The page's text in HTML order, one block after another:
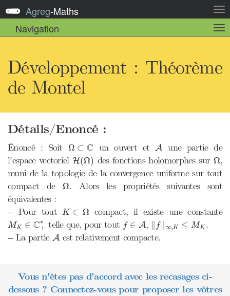
la
Agreg-Maths
Navigation
la
Développement : Théorème
de Montel
Détails/Enoncé :
Énoncé : Soit Ω ⊂ C
Ω ⊂C un ouvert etA
A
une partie de
l'espace vectorielH(Ω)
H(Ω) des fonctions holomorphes sur Ω
Ω,
muni de la topologie de la convergence uniforme sur tout
compact deΩ
Ω. Alors les propriétés suivantes sont
équivalentes :
-- Pour toutK ⊂ Ω
K⊂Ω compact, il existe une constante
MK ∈ C∗
+
MK ∈ C+ ∗telle que, pour tout f ∈ A
∈A , f ∥∞,K ≤ MK
‖ f‖∞ M K
.
-- La partie A
A est relativement compacte.
Vous n'êtes pas d'accord avec les recasages ci-
dessous ? Connectez-vous pour proposer les vôtres